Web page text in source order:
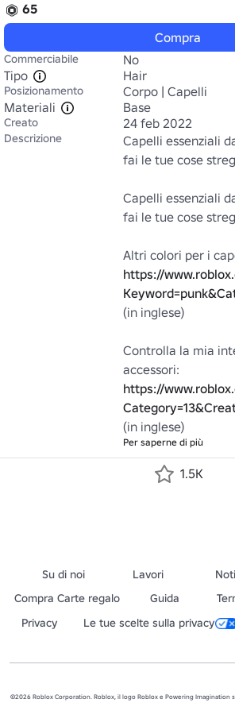
65
Compra
Commerciabile
No
Tipo
Hair
Posizionamento
Corpo | Capelli
Materiali
Base
Creato 24 feb 2022
Descrizione
Capelli essenziali
fai le tue cose
Capelli essenziali
fai le tue cose
https://
(in inglese)
Controlla la mia
https://
(in inglese)
Per saperne di più
1.5K
Su di noi Lavori
Compra Carte regalo
Guida
Privacy
Le tue scelte sulla privacy
©2026 Roblox Corporation. Roblox, il logo Roblox e Powering Imagination